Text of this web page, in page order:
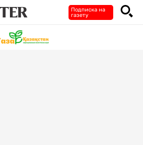
Подписка на
газету